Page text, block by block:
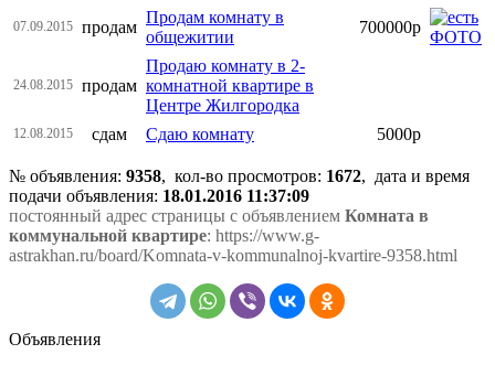
07.09.2015 продам
Продам комнату в
общежитии
700000р
24.08.2015 продам
Продаю комнату в 2-
комнатной квартире в
Центре Жилгородка
12.08.2015 сдам Сдаю комнату 5000р
№ объявления: 9358, кол-во просмотров: 1672, дата и время
подачи объявления: 18.01.2016 11:37:09
постоянный адрес страницы с объявлением Комната в
коммунальной квартире: https://www.g-
astrakhan.ru/board/Komnata-v-kommunalnoj-kvartire-9358.html
Объявления